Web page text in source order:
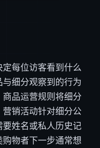
每位访客看到什么
细分观察到的行为
品运营规则将细分
销活动针对细分公
姓名或私人历史记
物者下一步通常想